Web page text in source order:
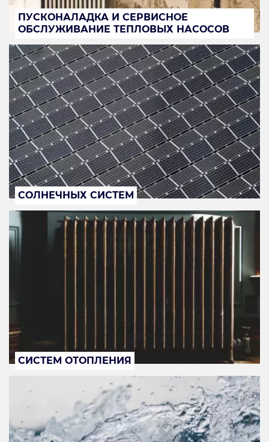
ПУСКОНАЛАДКА И СЕРВИСНОЕ
ОБСЛУЖИВАНИЕ ТЕПЛОВЫХ НАСОСОВ
СОЛНЕЧНЫХ СИСТЕМ
СИСТЕМ ОТОПЛЕНИЯ